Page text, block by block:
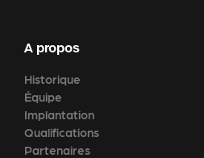
A propos
Historique
Équipe
Implantation
Qualifications
Partenaires